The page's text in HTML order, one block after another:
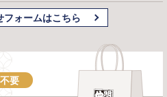
フォームはこちら
要